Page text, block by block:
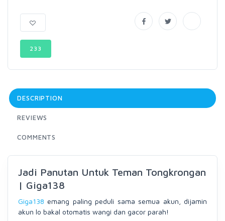
233
DESCRIPTION
REVIEWS
COMMENTS
Jadi Panutan Untuk Teman Tongkrongan
| Giga138
Giga138 emang paling peduli sama semua akun, dijamin
akun lo bakal otomatis wangi dan gacor parah!